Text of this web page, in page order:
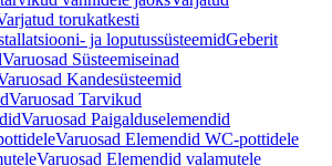
torukatkesti
ja loputussüsteemidGeberit
Varuosad Süsteemiseinad
Kandesüsteemid
Varuosad Tarvikud
Varuosad Paigalduselemendid
Varuosad Elemendid WC-pottidele
Varuosad Elemendid valamutele